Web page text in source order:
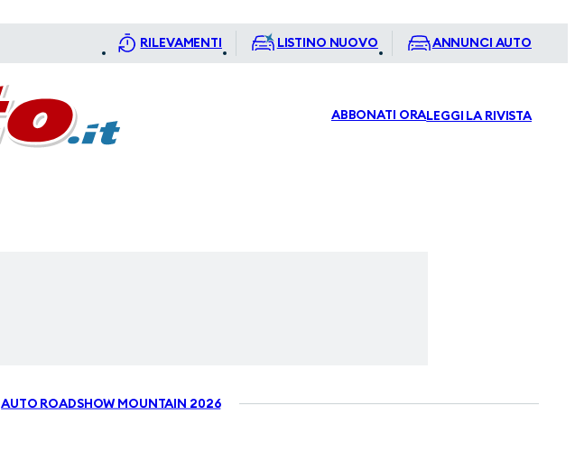
RILEVAMENTI LISTINO NUOVO ANNUNCI AUTO
ABBONATI ORALEGGI LA RIVISTA
AUTO ROADSHOW MOUNTAIN 2026